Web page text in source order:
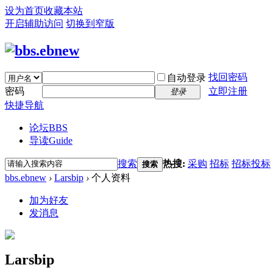
设为首页收藏本站
开启辅助访问 切换到窄版
自动登录 找回密码
密码
登录
立即注册
快捷导航
论坛BBS
导读Guide
搜索 搜索 热搜: 采购 招标 招标投标
bbs.ebnew › Larsbip › 个人资料
加为好友
发消息
Larsbip